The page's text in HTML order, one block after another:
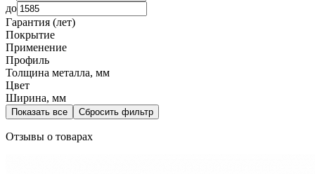
до
Гарантия (лет)
Покрытие
Применение
Профиль
Толщина металла, мм
Цвет
Ширина, мм
Показать все Сбросить фильтр
Отзывы о товарах